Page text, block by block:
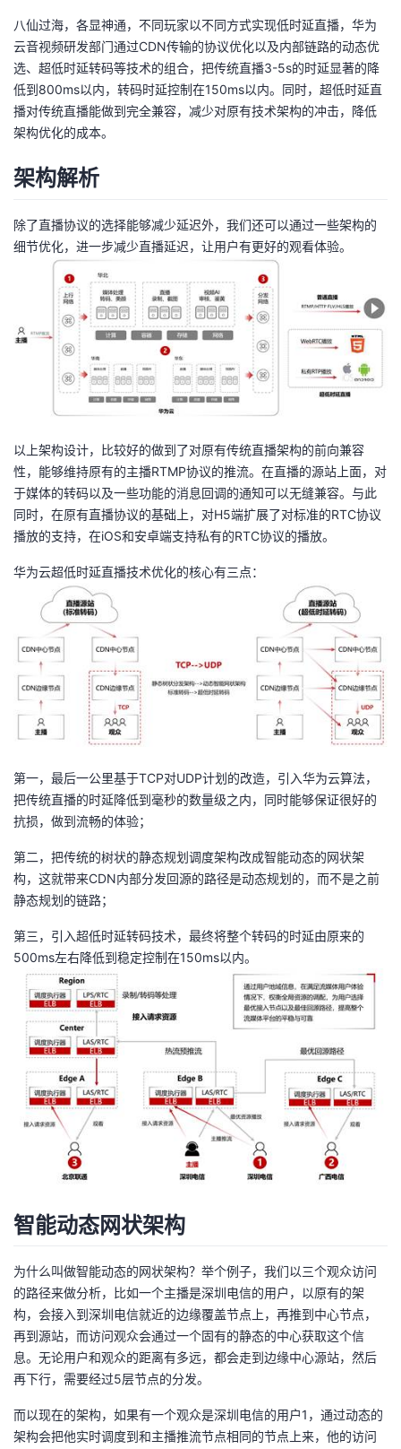
八仙过海，各显神通，不同玩家以不同方式实现低时延直播，华为
云音视频研发部门通过CDN传输的协议优化以及内部链路的动态优
选、超低时延转码等技术的组合，把传统直播3-5s的时延显著的降
低到800ms以内，转码时延控制在150ms以内。同时，超低时延直
播对传统直播能做到完全兼容，减少对原有技术架构的冲击，降低
架构优化的成本。
架构解析
除了直播协议的选择能够减少延迟外，我们还可以通过一些架构的
细节优化，进一步减少直播延迟，让用户有更好的观看体验。
以上架构设计，比较好的做到了对原有传统直播架构的前向兼容
性，能够维持原有的主播RTMP协议的推流。在直播的源站上面，对
于媒体的转码以及一些功能的消息回调的通知可以无缝兼容。与此
同时，在原有直播协议的基础上，对H5端扩展了对标准的RTC协议
播放的支持，在iOS和安卓端支持私有的RTC协议的播放。
华为云超低时延直播技术优化的核心有三点：
第一，最后一公里基于TCP对UDP计划的改造，引入华为云算法，
把传统直播的时延降低到毫秒的数量级之内，同时能够保证很好的
抗损，做到流畅的体验；
第二，把传统的树状的静态规划调度架构改成智能动态的网状架
构，这就带来CDN内部分发回源的路径是动态规划的，而不是之前
静态规划的链路；
第三，引入超低时延转码技术，最终将整个转码的时延由原来的
500ms左右降低到稳定控制在150ms以内。
智能动态网状架构
为什么叫做智能动态的网状架构？举个例子，我们以三个观众访问
的路径来做分析，比如一个主播是深圳电信的用户，以原有的架
构，会接入到深圳电信就近的边缘覆盖节点上，再推到中心节点，
再到源站，而访问观众会通过一个固有的静态的中心获取这个信
息。无论用户和观众的距离有多远，都会走到边缘中心源站，然后
再下行，需要经过5层节点的分发。
而以现在的架构，如果有一个观众是深圳电信的用户1，通过动态的
架构会把他实时调度到和主播推流节点相同的节点上来，他的访问